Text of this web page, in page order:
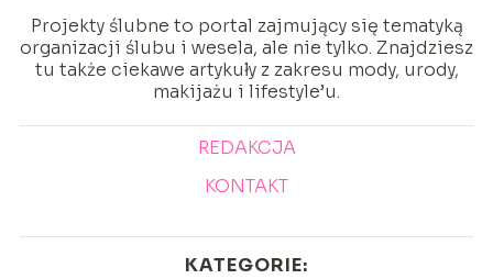
Projekty ślubne to portal zajmujący się tematyką
organizacji ślubu i wesela, ale nie tylko. Znajdziesz
tu także ciekawe artykuły z zakresu mody, urody,
makijażu i lifestyle’u.
REDAKCJA
KONTAKT
KATEGORIE: